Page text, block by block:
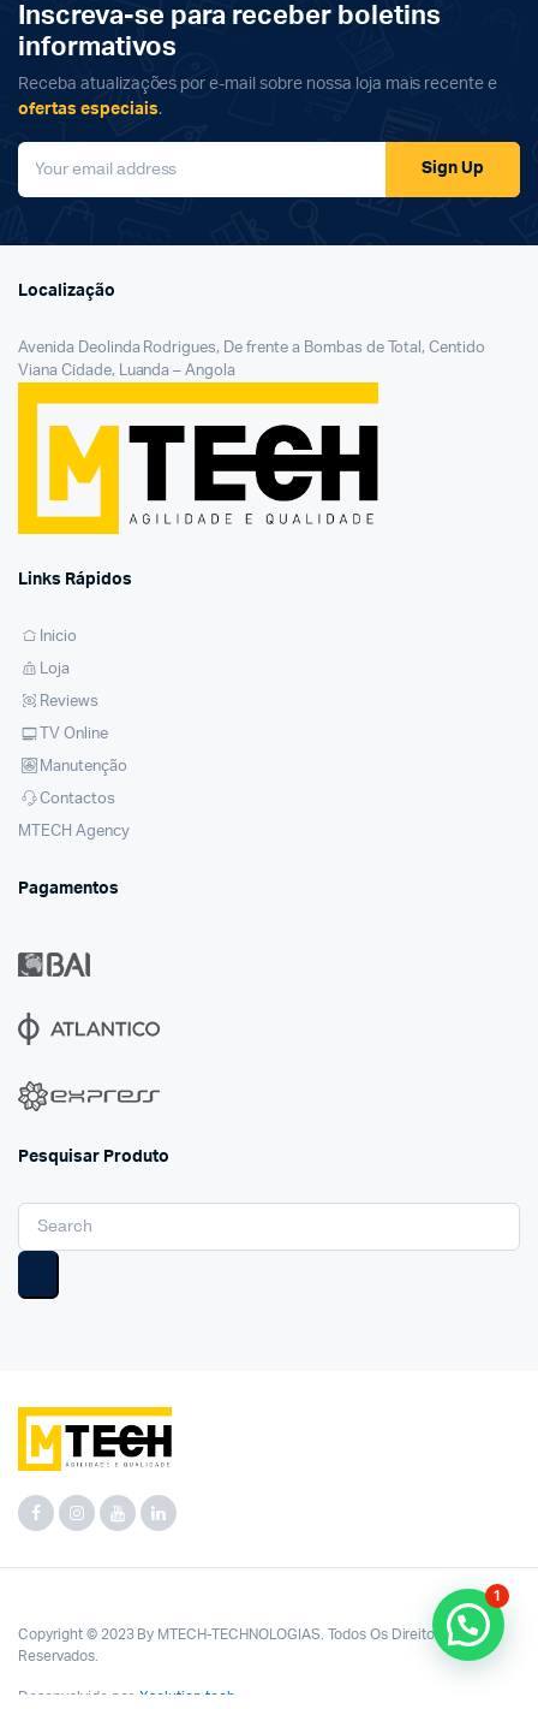
Inscreva-se para receber boletins
informativos
Receba atualizações por e-mail sobre nossa loja mais recente e
ofertas especiais.
Sign Up
Localização
Avenida Deolinda Rodrigues, De frente a Bombas de Total, Centido
Viana Cidade, Luanda – Angola
Links Rápidos
Inicio
Loja
Reviews
TV Online
Manutenção
Contactos
MTECH Agency
Pagamentos
Pesquisar Produto
Copyright © 2023 By MTECH-TECHNOLOGIAS. Todos Os Direitos
Reservados.
Desenvolvido por: Xsolution.tech
1